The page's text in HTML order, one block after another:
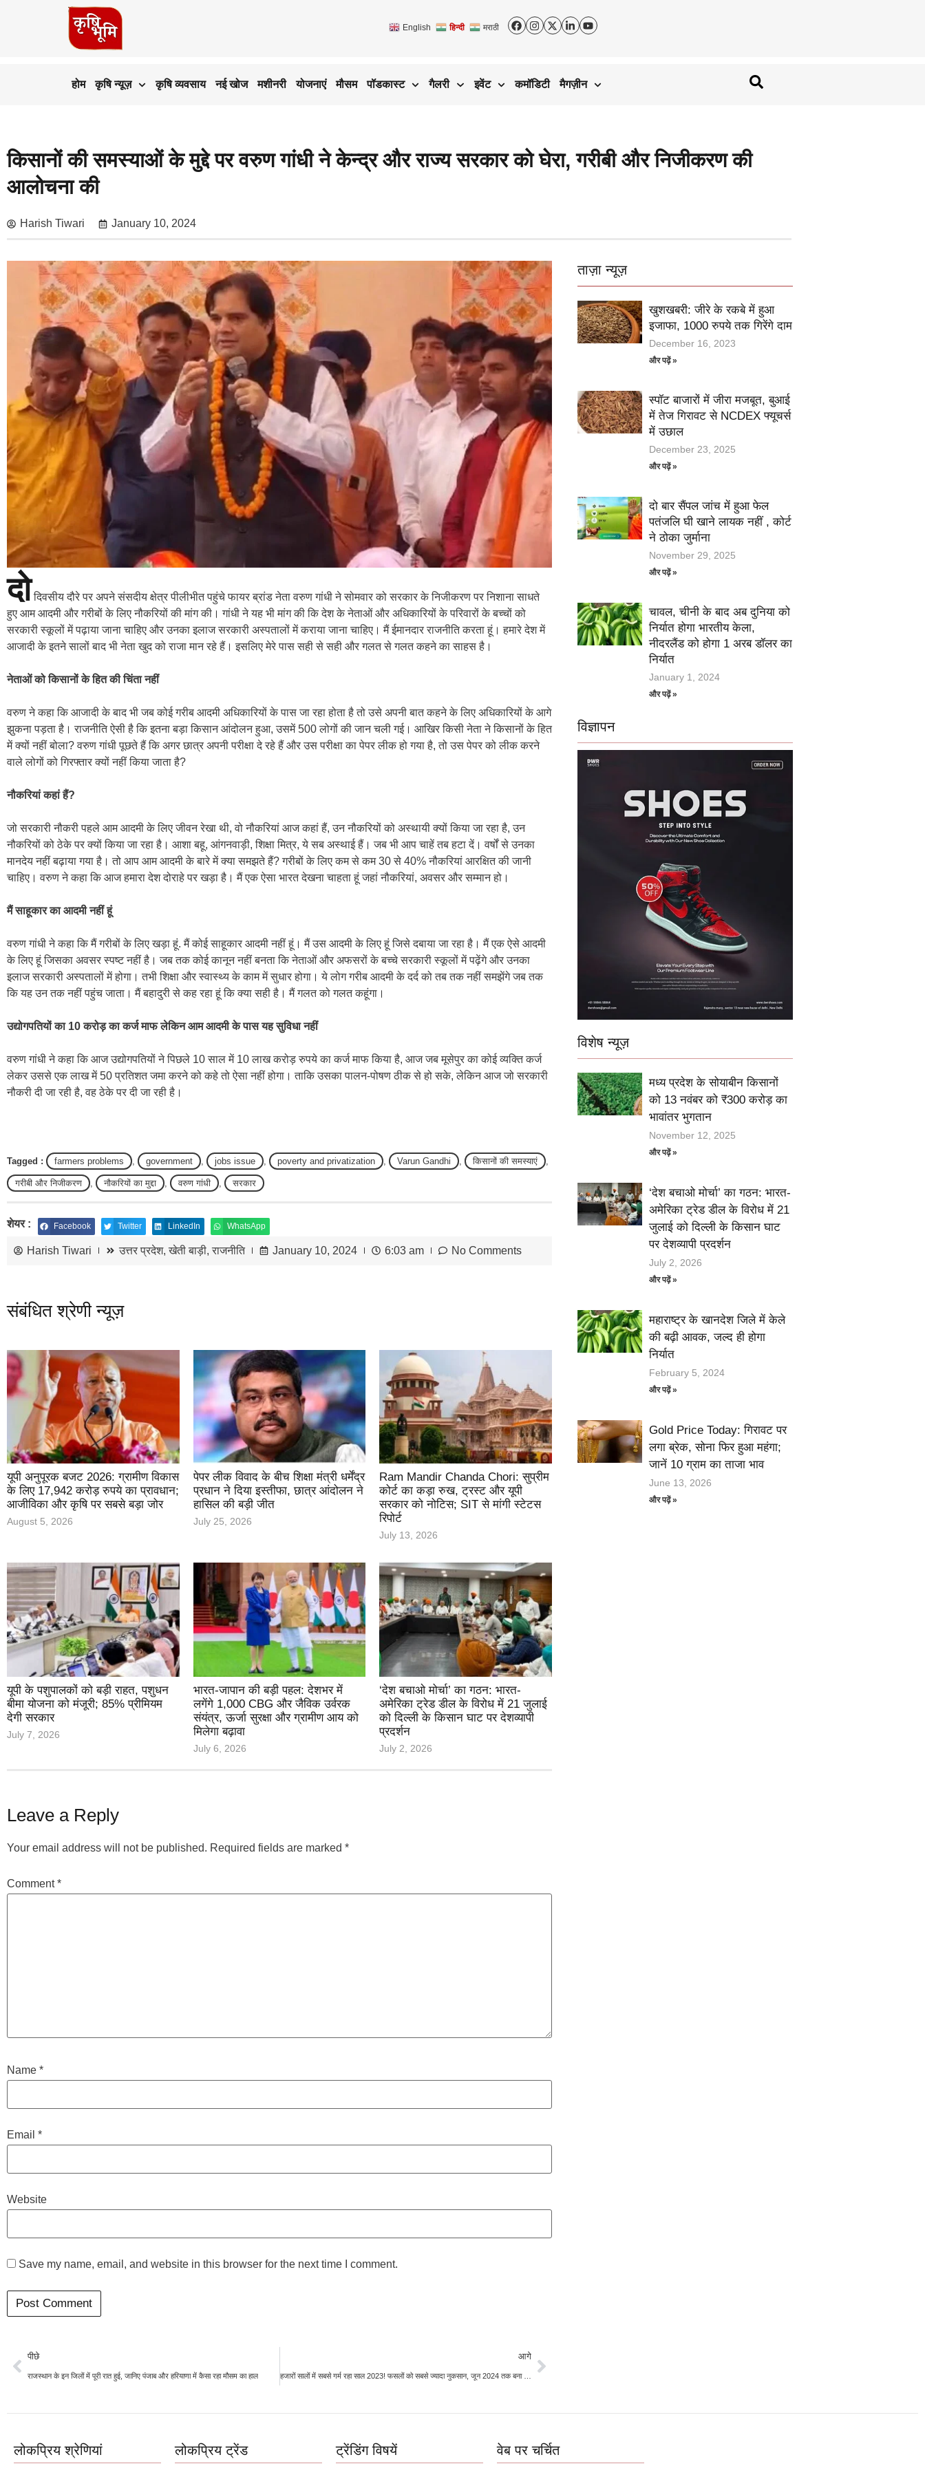
English हिन्दी मराठी
होम कृषि न्यूज़ कृषि व्यवसाय नई खोज मशीनरी योजनाएं मौसम पॉडकास्ट गैलरी इवेंट कमॉडिटी मैगज़ीन
किसानों की समस्याओं के मुद्दे पर वरुण गांधी ने केन्द्र और राज्य सरकार को घेरा, गरीबी और निजीकरण की
आलोचना की
Harish Tiwari January 10, 2024
दोदिवसीय दौरे पर अपने संसदीय क्षेत्र पीलीभीत पहुंचे फायर ब्रांड नेता वरुण गांधी ने सोमवार को सरकार के निजीकरण पर निशाना साधते
हुए आम आदमी और गरीबों के लिए नौकरियों की मांग की। गांधी ने यह भी मांग की कि देश के नेताओं और अधिकारियों के परिवारों के बच्चों को
सरकारी स्कूलों में पढ़ाया जाना चाहिए और उनका इलाज सरकारी अस्पतालों में कराया जाना चाहिए। मैं ईमानदार राजनीति करता हूं। हमारे देश में
आजादी के इतने सालों बाद भी नेता खुद को राजा मान रहे हैं। इसलिए मेरे पास सही से सही और गलत से गलत कहने का साहस है।
नेताओं को किसानों के हित की चिंता नहीं
वरुण ने कहा कि आजादी के बाद भी जब कोई गरीब आदमी अधिकारियों के पास जा रहा होता है तो उसे अपनी बात कहने के लिए अधिकारियों के आगे
झुकना पड़ता है। राजनीति ऐसी है कि इतना बड़ा किसान आंदोलन हुआ, उसमें 500 लोगों की जान चली गई। आखिर किसी नेता ने किसानों के हित
में क्यों नहीं बोला? वरुण गांधी पूछते हैं कि अगर छात्र अपनी परीक्षा दे रहे हैं और उस परीक्षा का पेपर लीक हो गया है, तो उस पेपर को लीक करने
वाले लोगों को गिरफ्तार क्यों नहीं किया जाता है?
नौकरियां कहां हैं?
जो सरकारी नौकरी पहले आम आदमी के लिए जीवन रेखा थी, वो नौकरियां आज कहां हैं, उन नौकरियों को अस्थायी क्यों किया जा रहा है, उन
नौकरियों को ठेके पर क्यों किया जा रहा है। आशा बहू, आंगनवाड़ी, शिक्षा मित्र, ये सब अस्थाई हैं। जब भी आप चाहें तब हटा दें। वर्षों से उनका
मानदेय नहीं बढ़ाया गया है। तो आप आम आदमी के बारे में क्या समझते हैं? गरीबों के लिए कम से कम 30 से 40% नौकरियां आरक्षित की जानी
चाहिए। वरुण ने कहा कि आज हमारा देश दोराहे पर खड़ा है। मैं एक ऐसा भारत देखना चाहता हूं जहां नौकरियां, अवसर और सम्मान हो।
मैं साहूकार का आदमी नहीं हूं
वरुण गांधी ने कहा कि मैं गरीबों के लिए खड़ा हूं. मैं कोई साहूकार आदमी नहीं हूं। मैं उस आदमी के लिए हूं जिसे दबाया जा रहा है। मैं एक ऐसे आदमी
के लिए हूं जिसका अवसर स्पष्ट नहीं है। जब तक कोई कानून नहीं बनता कि नेताओं और अफसरों के बच्चे सरकारी स्कूलों में पढ़ेंगे और उनका
इलाज सरकारी अस्पतालों में होगा। तभी शिक्षा और स्वास्थ्य के काम में सुधार होगा। ये लोग गरीब आदमी के दर्द को तब तक नहीं समझेंगे जब तक
कि यह उन तक नहीं पहुंच जाता। मैं बहादुरी से कह रहा हूं कि क्या सही है। मैं गलत को गलत कहूंगा।
उद्योगपतियों का 10 करोड़ का कर्ज माफ लेकिन आम आदमी के पास यह सुविधा नहीं
वरुण गांधी ने कहा कि आज उद्योगपतियों ने पिछले 10 साल में 10 लाख करोड़ रुपये का कर्ज माफ किया है, आज जब मूसेपुर का कोई व्यक्ति कर्ज
लेकर उससे एक लाख में 50 प्रतिशत जमा करने को कहे तो ऐसा नहीं होगा। ताकि उसका पालन-पोषण ठीक से हो सके, लेकिन आज जो सरकारी
नौकरी दी जा रही है, वह ठेके पर दी जा रही है।
Tagged : farmers problems government jobs issue poverty and privatization Varun Gandhi किसानों की समस्याएं
गरीबी और निजीकरण नौकरियों का मुद्दा वरुण गांधी सरकार
शेयर : Facebook Twitter LinkedIn WhatsApp
Harish Tiwari उत्तर प्रदेश,खेती बाड़ी,राजनीति January 10, 2024 6:03 am No Comments
संबंधित श्रेणी न्यूज़
यूपी अनुपूरक बजट 2026: ग्रामीण विकास
के लिए 17,942 करोड़ रुपये का प्रावधान;
आजीविका और कृषि पर सबसे बड़ा जोर
August 5, 2026
पेपर लीक विवाद के बीच शिक्षा मंत्री धर्मेंद्र
प्रधान ने दिया इस्तीफा, छात्र आंदोलन ने
हासिल की बड़ी जीत
July 25, 2026
Ram Mandir Chanda Chori: सुप्रीम
कोर्ट का कड़ा रुख, ट्रस्ट और यूपी
सरकार को नोटिस; SIT से मांगी स्टेटस
रिपोर्ट
July 13, 2026
यूपी के पशुपालकों को बड़ी राहत, पशुधन
बीमा योजना को मंजूरी; 85% प्रीमियम
देगी सरकार
July 7, 2026
भारत-जापान की बड़ी पहल: देशभर में
लगेंगे 1,000 CBG और जैविक उर्वरक
संयंत्र, ऊर्जा सुरक्षा और ग्रामीण आय को
मिलेगा बढ़ावा
July 6, 2026
‘देश बचाओ मोर्चा’ का गठन: भारत-
अमेरिका ट्रेड डील के विरोध में 21 जुलाई
को दिल्ली के किसान घाट पर देशव्यापी
प्रदर्शन
July 2, 2026
Leave a Reply
Your email address will not be published. Required fields are marked *
Comment*
Name *
Email *
Website
Save my name, email, and website in this browser for the next time I comment.
पीछे
राजस्थान के इन जिलों में पूरी रात हुई, जानिए पंजाब और हरियाणा में कैसा रहा मौसम का हाल
आगे
ताज़ा न्यूज़
खुशखबरी: जीरे के रकबे में हुआ
इजाफा, 1000 रुपये तक गिरेंगे दाम
December 16, 2023
और पढ़ें »
स्पॉट बाजारों में जीरा मजबूत, बुआई
में तेज गिरावट से NCDEX फ्यूचर्स
में उछाल
December 23, 2025
और पढ़ें »
दो बार सैंपल जांच में हुआ फेल
पतंजलि घी खाने लायक नहीं , कोर्ट
ने ठोका जुर्माना
November 29, 2025
और पढ़ें »
चावल, चीनी के बाद अब दुनिया को
निर्यात होगा भारतीय केला,
नीदरलैंड को होगा 1 अरब डॉलर का
निर्यात
January 1, 2024
और पढ़ें »
विज्ञापन
विशेष न्यूज़
मध्य प्रदेश के सोयाबीन किसानों
को 13 नवंबर को ₹300 करोड़ का
भावांतर भुगतान
November 12, 2025
और पढ़ें »
‘देश बचाओ मोर्चा’ का गठन: भारत-
अमेरिका ट्रेड डील के विरोध में 21
जुलाई को दिल्ली के किसान घाट
पर देशव्यापी प्रदर्शन
July 2, 2026
और पढ़ें »
महाराष्ट्र के खानदेश जिले में केले
की बढ़ी आवक, जल्द ही होगा
निर्यात
February 5, 2024
और पढ़ें »
Gold Price Today: गिरावट पर
लगा ब्रेक, सोना फिर हुआ महंगा;
जानें 10 ग्राम का ताजा भाव
June 13, 2026
और पढ़ें »
लोकप्रिय श्रेणियां लोकप्रिय ट्रेंड ट्रेंडिंग विषयें वेब पर चर्चित